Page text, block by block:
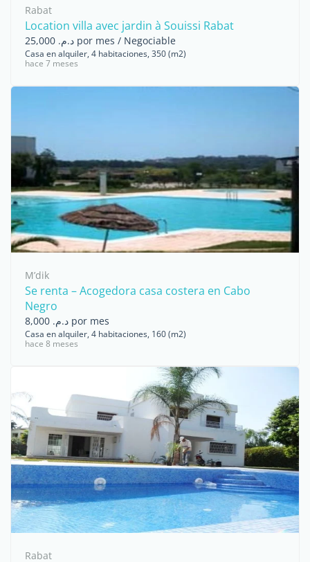
Rabat
Location villa avec jardin à Souissi Rabat
د.م. 25,000 por mes / Negociable
Casa en alquiler, 4 habitaciones, 350 (m2)
hace 7 meses
M’dik
Se renta – Acogedora casa costera en Cabo
Negro
د.م. 8,000 por mes
Casa en alquiler, 4 habitaciones, 160 (m2)
hace 8 meses
Rabat